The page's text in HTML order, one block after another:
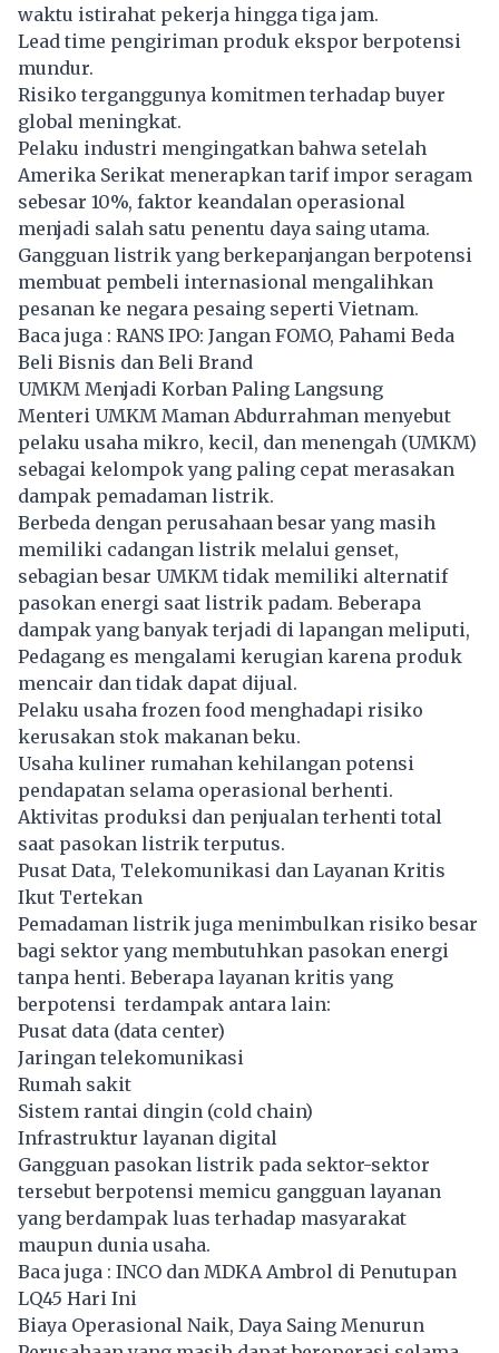
waktu istirahat pekerja hingga tiga jam.
Lead time pengiriman produk ekspor berpotensi
mundur.
Risiko terganggunya komitmen terhadap buyer
global meningkat.
Pelaku industri mengingatkan bahwa setelah
Amerika Serikat menerapkan tarif impor seragam
sebesar 10%, faktor keandalan operasional
menjadi salah satu penentu daya saing utama.
Gangguan listrik yang berkepanjangan berpotensi
membuat pembeli internasional mengalihkan
pesanan ke negara pesaing seperti Vietnam.
Baca juga : RANS IPO: Jangan FOMO, Pahami Beda
Beli Bisnis dan Beli Brand
UMKM Menjadi Korban Paling Langsung
Menteri UMKM Maman Abdurrahman menyebut
pelaku usaha mikro, kecil, dan menengah (UMKM)
sebagai kelompok yang paling cepat merasakan
dampak pemadaman listrik.
Berbeda dengan perusahaan besar yang masih
memiliki cadangan listrik melalui genset,
sebagian besar UMKM tidak memiliki alternatif
pasokan energi saat listrik padam. Beberapa
dampak yang banyak terjadi di lapangan meliputi,
Pedagang es mengalami kerugian karena produk
mencair dan tidak dapat dijual.
Pelaku usaha frozen food menghadapi risiko
kerusakan stok makanan beku.
Usaha kuliner rumahan kehilangan potensi
pendapatan selama operasional berhenti.
Aktivitas produksi dan penjualan terhenti total
saat pasokan listrik terputus.
Pusat Data, Telekomunikasi dan Layanan Kritis
Ikut Tertekan
Pemadaman listrik juga menimbulkan risiko besar
bagi sektor yang membutuhkan pasokan energi
tanpa henti. Beberapa layanan kritis yang
berpotensi terdampak antara lain:
Pusat data (data center)
Jaringan telekomunikasi
Rumah sakit
Sistem rantai dingin (cold chain)
Infrastruktur layanan digital
Gangguan pasokan listrik pada sektor-sektor
tersebut berpotensi memicu gangguan layanan
yang berdampak luas terhadap masyarakat
maupun dunia usaha.
Baca juga : INCO dan MDKA Ambrol di Penutupan
LQ45 Hari Ini
Biaya Operasional Naik, Daya Saing Menurun